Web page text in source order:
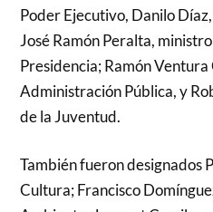
Poder Ejecutivo, Danilo
José Ramón Peralta,
Presidencia; Ramón
Administración Pública, y
de la Juventud.
También fueron designados
Cultura; Francisco